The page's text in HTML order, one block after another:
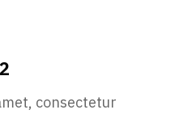
consectetur